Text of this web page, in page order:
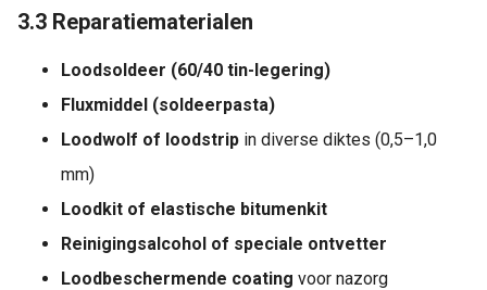
3.3 Reparatiematerialen
Loodsoldeer (60/40 tin-legering)
Fluxmiddel (soldeerpasta)
Loodwolf of loodstrip in diverse diktes (0,5–1,0
mm)
Loodkit of elastische bitumenkit
Reinigingsalcohol of speciale ontvetter
Loodbeschermende coating voor nazorg